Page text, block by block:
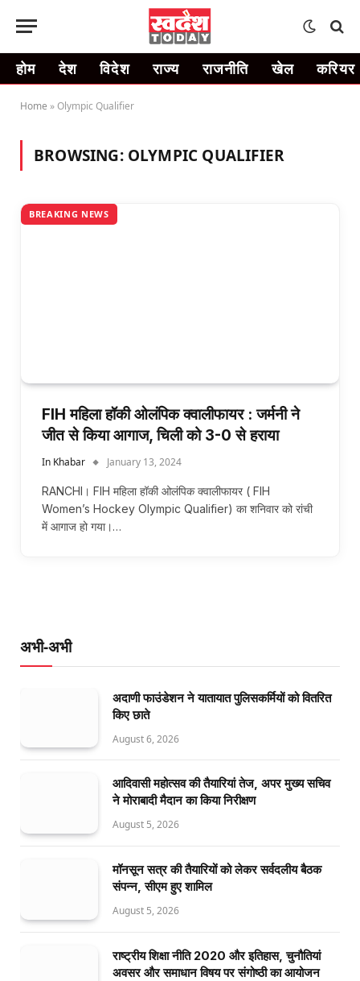
होम देश विदेश राज्य राजनीति खेल करियर
Home »Olympic Qualifier
BROWSING: OLYMPIC QUALIFIER
BREAKING NEWS
FIH महिला हॉकी ओलंपिक क्वालीफायर : जर्मनी ने
जीत से किया आगाज, चिली को 3-0 से हराया
In Khabar January 13, 2024
RANCHI। FIH महिला हॉकी ओलंपिक क्वालीफायर ( FIH
Women’s Hockey Olympic Qualifier) का शनिवार को रांची
में आगाज हो गया।…
अभी-अभी
अदाणी फाउंडेशन ने यातायात पुलिसकर्मियों को वितरित
किए छाते
August 6, 2026
आदिवासी महोत्सव की तैयारियां तेज, अपर मुख्य सचिव
ने मोराबादी मैदान का किया निरीक्षण
August 5, 2026
मॉनसून सत्र की तैयारियों को लेकर सर्वदलीय बैठक
संपन्न, सीएम हुए शामिल
August 5, 2026
राष्ट्रीय शिक्षा नीति 2020 और इतिहास, चुनौतियां
अवसर और समाधान विषय पर संगोष्ठी का आयोजन